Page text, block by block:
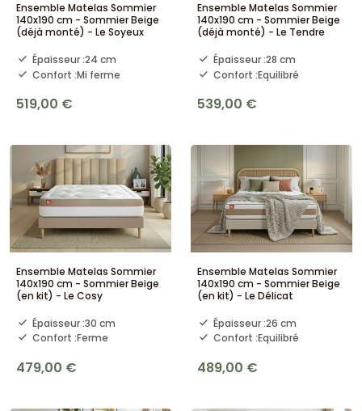
Ensemble Matelas Sommier
140x190 cm - Sommier Beige
(déjà monté) - Le Soyeux
Épaisseur :24 cm
Confort :Mi ferme
519,00 €
Ensemble Matelas Sommier
140x190 cm - Sommier Beige
(déjà monté) - Le Tendre
Épaisseur :28 cm
Confort :Equilibré
539,00 €
Ensemble Matelas Sommier
140x190 cm - Sommier Beige
(en kit) - Le Cosy
Épaisseur :30 cm
Confort :Ferme
479,00 €
Ensemble Matelas Sommier
140x190 cm - Sommier Beige
(en kit) - Le Délicat
Épaisseur :26 cm
Confort :Equilibré
489,00 €